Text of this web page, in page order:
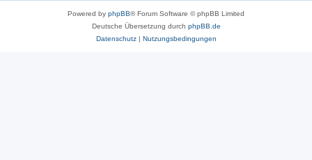
Powered by phpBB® Forum Software © phpBB Limited
Deutsche Übersetzung durch phpBB.de
Datenschutz| Nutzungsbedingungen